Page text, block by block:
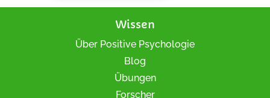
Wissen
Über Positive Psychologie
Blog
Übungen
Forscher